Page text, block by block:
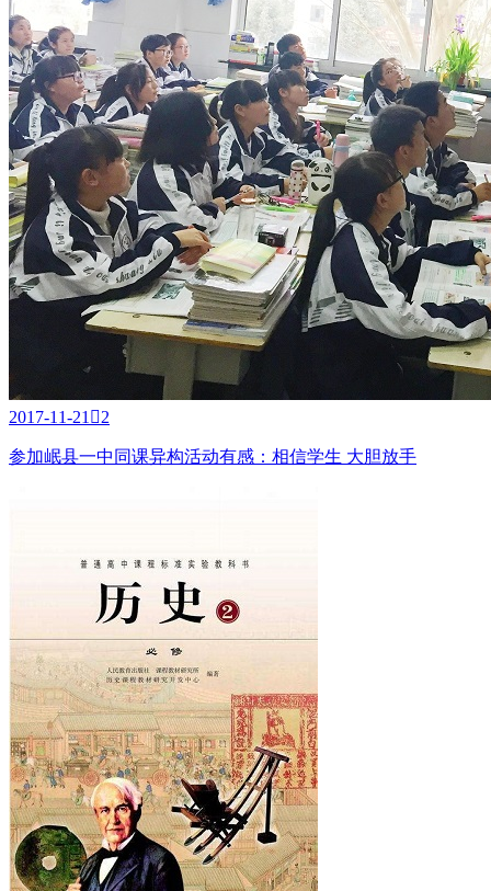
2017-11-21 2
参加岷县一中同课异构活动有感：相信学生 大胆放手